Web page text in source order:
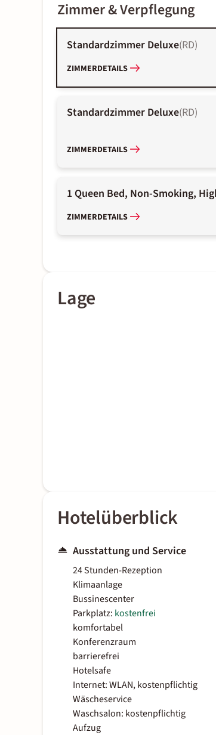
Zimmer & Verpflegung
Standardzimmer Deluxe(RD)
ZIMMERDETAILS
Standardzimmer Deluxe(RD)
ZIMMERDETAILS
1 Queen Bed, Non-Smoking,
ZIMMERDETAILS
Lage
Hotelüberblick
Ausstattung und Service
24 Stunden-Rezeption
Klimaanlage
Bussinescenter
Parkplatz: kostenfrei
komfortabel
Konferenzraum
barrierefrei
Hotelsafe
Internet: WLAN, kostenpflichtig
Wäscheservice
Waschsalon: kostenpflichtig
Aufzug